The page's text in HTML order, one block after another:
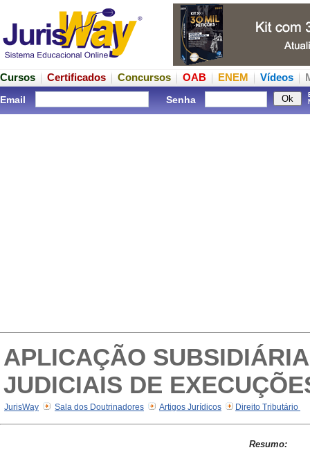
Cursos Certificados Concursos OAB ENEM Vídeos
Email Senha
APLICAÇÃO
JUDICIAIS DE
JurisWay Sala dos Doutrinadores Artigos Jurídicos Direito Tributário
Resumo: